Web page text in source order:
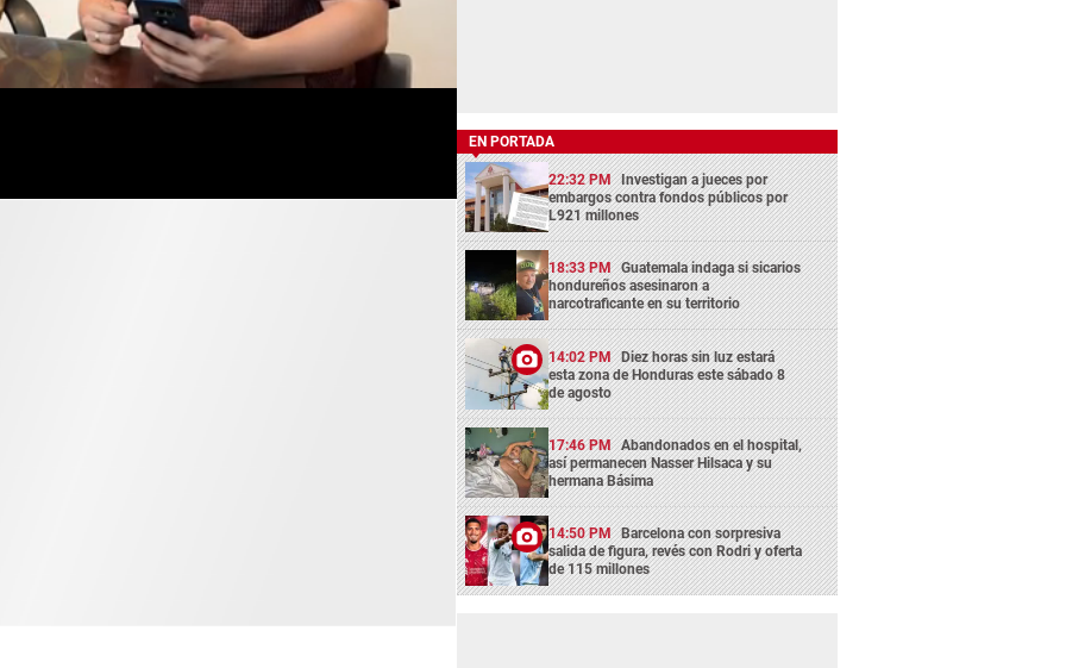
EN PORTADA
22:32 PM Investigan a jueces por
embargos contra fondos públicos por
L921 millones
18:33 PM Guatemala indaga si sicarios
hondureños asesinaron a
narcotraficante en su territorio
14:02 PM Diez horas sin luz estará
esta zona de Honduras este sábado 8
de agosto
17:46 PM Abandonados en el hospital,
así permanecen Nasser Hilsaca y su
hermana Básima
14:50 PM Barcelona con sorpresiva
salida de figura, revés con Rodri y oferta
de 115 millones